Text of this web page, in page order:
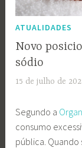
ATUALIDADES
Novo
sódio
15 de julho de
Segundo a
consumo
pública. Quando